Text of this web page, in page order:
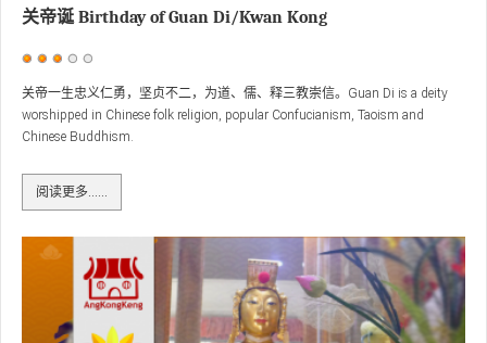
关帝诞 Birthday of Guan Di/Kwan Kong
用
户
评
价：3/5
关帝一生忠义仁勇，坚贞不二，为道、儒、释三教崇信。Guan Di is a deity
worshipped in Chinese folk religion, popular Confucianism, Taoism and
Chinese Buddhism.
阅读更多……